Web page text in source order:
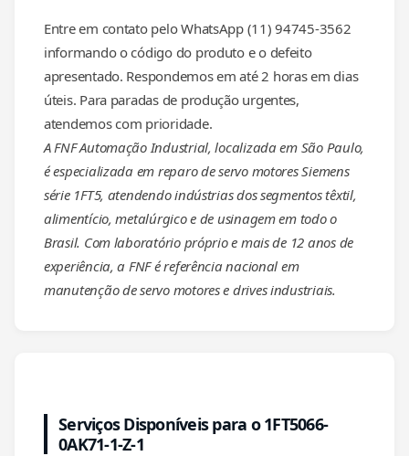
Entre em contato pelo WhatsApp (11) 94745-3562
informando o código do produto e o defeito
apresentado. Respondemos em até 2 horas em dias
úteis. Para paradas de produção urgentes,
atendemos com prioridade.
A FNF Automação Industrial, localizada em São Paulo,
é especializada em reparo de servo motores Siemens
série 1FT5, atendendo indústrias dos segmentos têxtil,
alimentício, metalúrgico e de usinagem em todo o
Brasil. Com laboratório próprio e mais de 12 anos de
experiência, a FNF é referência nacional em
manutenção de servo motores e drives industriais.
Serviços Disponíveis para o 1FT5066-
0AK71-1-Z-1